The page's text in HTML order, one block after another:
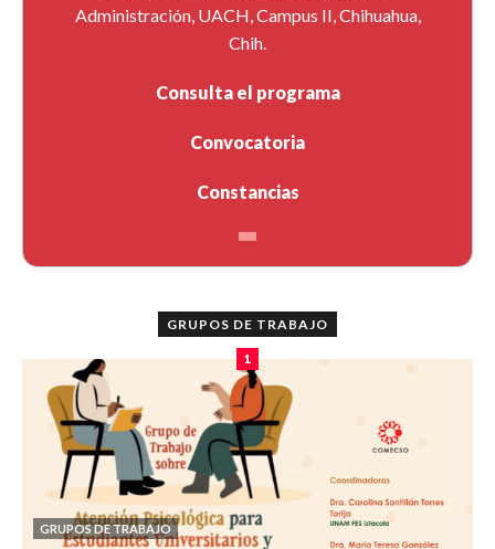
Administración, UACH, Campus II, Chihuahua,
Chih.
Consulta el programa
Convocatoria
Constancias
GRUPOS DE TRABAJO
1
GRUPOS DE TRABAJO